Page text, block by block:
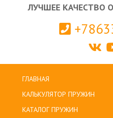
ЛУЧШЕЕ КАЧЕСТВО
ГЛАВНАЯ
КАЛЬКУЛЯТОР ПРУЖИН
КАТАЛОГ ПРУЖИН